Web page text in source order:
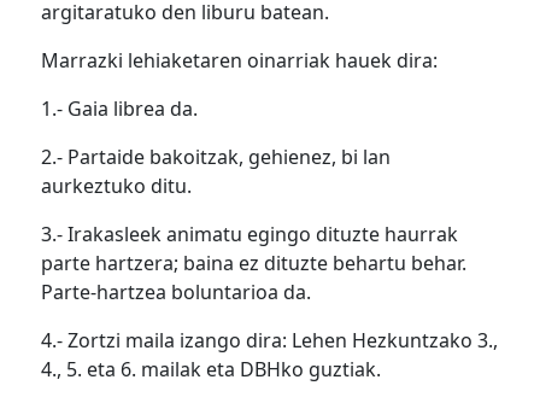
argitaratuko den liburu batean.
Marrazki lehiaketaren oinarriak hauek dira:
1.- Gaia librea da.
2.- Partaide bakoitzak, gehienez, bi lan
aurkeztuko ditu.
3.- Irakasleek animatu egingo dituzte haurrak
parte hartzera; baina ez dituzte behartu behar.
Parte-hartzea boluntarioa da.
4.- Zortzi maila izango dira: Lehen Hezkuntzako 3.,
4., 5. eta 6. mailak eta DBHko guztiak.